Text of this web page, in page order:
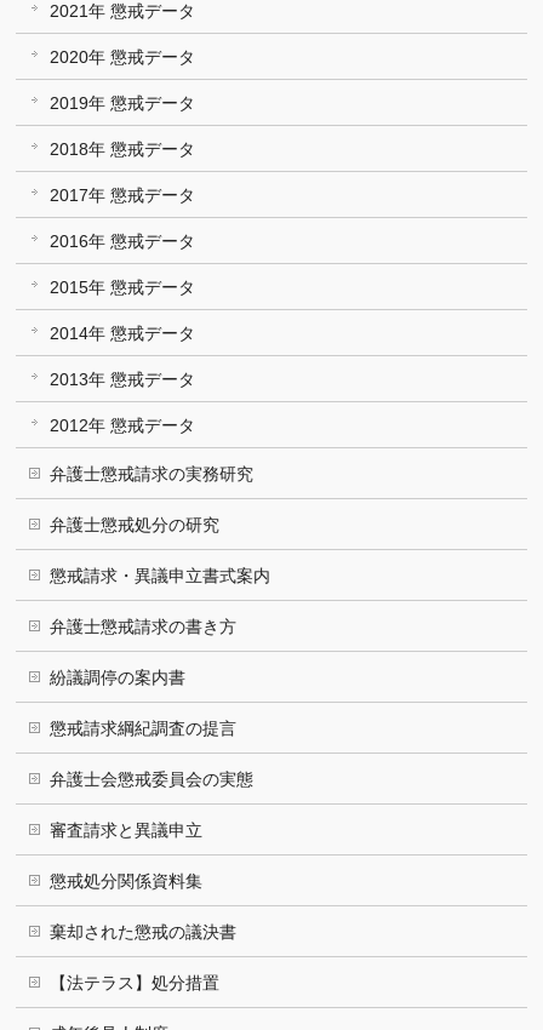
2021年 懲戒データ
2020年 懲戒データ
2019年 懲戒データ
2018年 懲戒データ
2017年 懲戒データ
2016年 懲戒データ
2015年 懲戒データ
2014年 懲戒データ
2013年 懲戒データ
2012年 懲戒データ
弁護士懲戒請求の実務研究
弁護士懲戒処分の研究
懲戒請求・異議申立書式案内
弁護士懲戒請求の書き方
紛議調停の案内書
懲戒請求綱紀調査の提言
弁護士会懲戒委員会の実態
審査請求と異議申立
懲戒処分関係資料集
棄却された懲戒の議決書
【法テラス】処分措置